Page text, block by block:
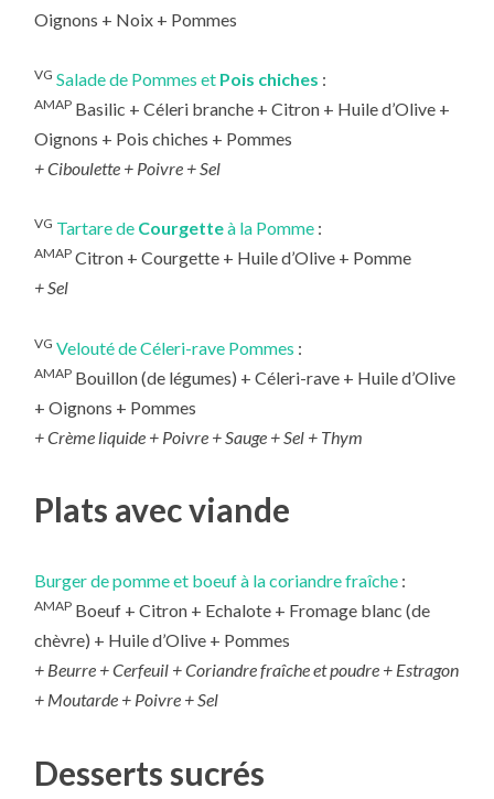
Oignons + Noix + Pommes
VG Salade de Pommes et Pois chiches :
AMAP Basilic + Céleri branche + Citron + Huile d’Olive +
Oignons + Pois chiches + Pommes
+ Ciboulette + Poivre + Sel
VG Tartare de Courgetteà la Pomme :
AMAP Citron + Courgette + Huile d’Olive + Pomme
+ Sel
VG Velouté de Céleri-rave Pommes :
AMAP Bouillon (de légumes) + Céleri-rave + Huile d’Olive
+ Oignons + Pommes
+Crème liquide + Poivre + Sauge + Sel + Thym
Plats avec viande
Burger de pomme et boeuf à la coriandre fraîche :
AMAP Boeuf + Citron + Echalote + Fromage blanc (de
chèvre) + Huile d’Olive + Pommes
+ Beurre + Cerfeuil + Coriandre fraîche et poudre + Estragon
+ Moutarde + Poivre + Sel
Desserts sucrés